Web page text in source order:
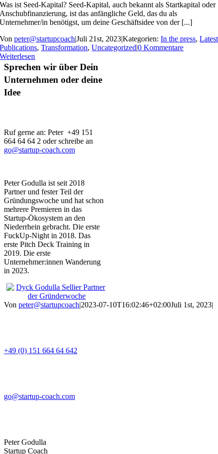
Was ist Seed-Kapital? Seed-Kapital, auch bekannt als Startkapital oder
Anschubfinanzierung, ist das anfängliche Geld, das du als
Unternehmer/in benötigst, um deine Geschäftsidee von der [...]
Vonpeter@startupcoach|Juli 21st, 2023|Kategorien:In the press,Latest
Publications,Transformation,Uncategorized|0 Kommentare
Weiterlesen
Sprechen wir über Dein
Unternehmen oder deine
Idee
Ruf gerne an: Peter +49 151
664 64 64 2 oder schreibe an
go@startup-coach.com
Peter Godulla ist seit 2018
Partner und fester Teil der
Gründungswoche und hat schon
mehrere Premieren in das
Startup-Ökosystem an den
Niederrhein gebracht. Die erste
FuckUp-Night in 2018. Das
erste Pitch Deck Training in
2019. Die erste
Unternehmer:innen Wanderung
in 2023.
Von peter@startupcoach|2023-07-10T16:02:46+02:00Juli 1st, 2023|
+49 (0) 151 664 64 642
go@startup-coach.com
Peter Godulla
Startup Coach